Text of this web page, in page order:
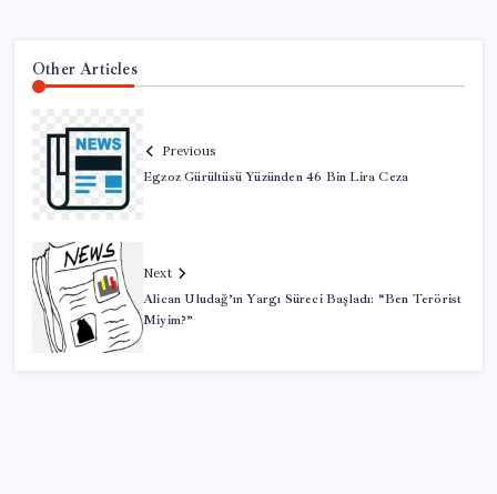
Other Articles
Previous
Egzoz Gürültüsü Yüzünden 46 Bin Lira Ceza
Next
Alican Uludağ’ın Yargı Süreci Başladı: “Ben Terörist
Miyim?”